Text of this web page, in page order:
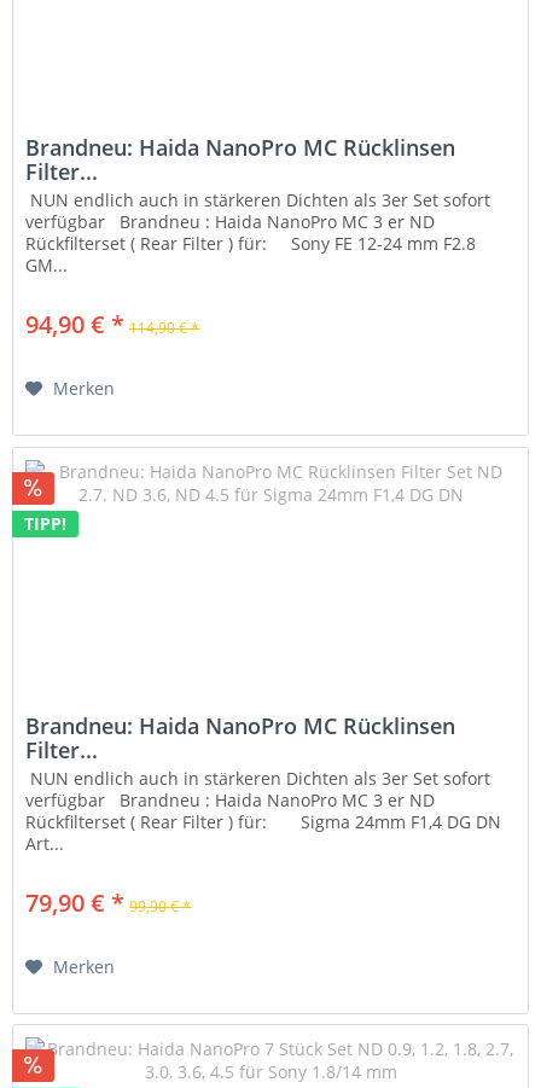
Brandneu: Haida NanoPro MC Rücklinsen
Filter...
NUN endlich auch in stärkeren Dichten als 3er Set sofort
verfügbar Brandneu : Haida NanoPro MC 3 er ND
Rückfilterset ( Rear Filter ) für: Sony FE 12-24 mm F2.8
GM...
94,90 € * 114,90 € *
Merken
TIPP!
Brandneu: Haida NanoPro MC Rücklinsen
Filter...
NUN endlich auch in stärkeren Dichten als 3er Set sofort
verfügbar Brandneu : Haida NanoPro MC 3 er ND
Rückfilterset ( Rear Filter ) für: Sigma 24mm F1,4 DG DN
Art...
79,90 € * 99,90 € *
Merken